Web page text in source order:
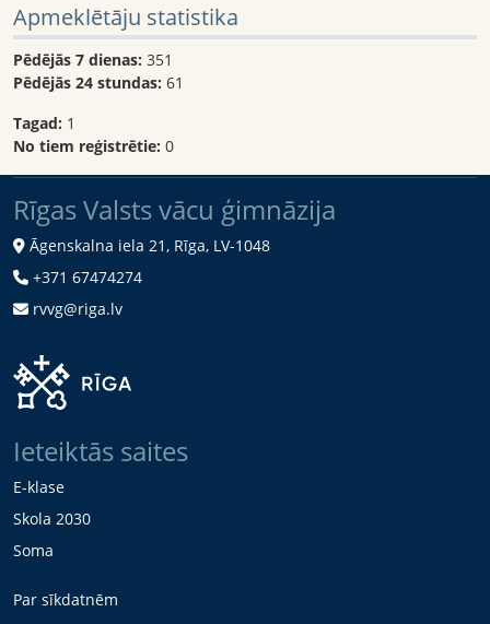
Apmeklētāju statistika
Pēdējās 7 dienas: 351
Pēdējās 24 stundas: 61
Tagad: 1
No tiem reģistrētie: 0
Rīgas Valsts vācu ģimnāzija
Āgenskalna iela 21, Rīga, LV-1048
+371 67474274
rvvg@riga.lv
Ieteiktās saites
E-klase
Skola 2030
Soma
Par sīkdatnēm